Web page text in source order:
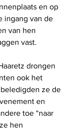
en op
ingang van de
van hen
vast.
drongen
ook het
ze de
en
toe “naar
hen